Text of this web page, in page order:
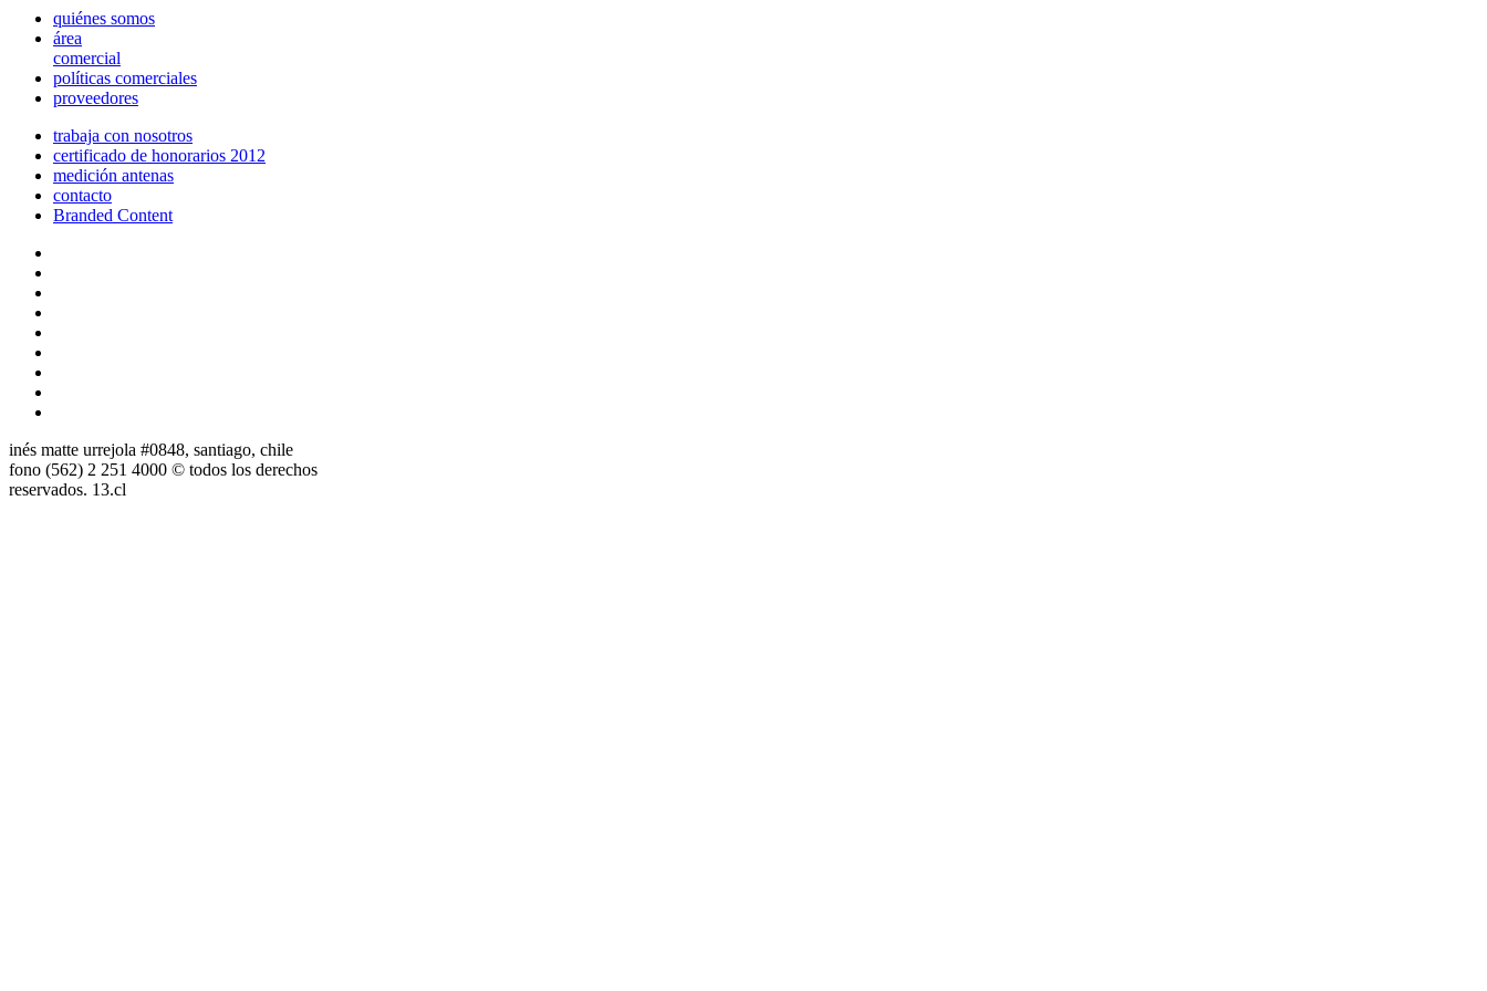
quiénes somos
área
comercial
políticas comerciales
proveedores
trabaja con nosotros
certificado de honorarios 2012
medición antenas
contacto
Branded Content
inés matte urrejola #0848, santiago, chile
fono (562) 2 251 4000 © todos los derechos
reservados. 13.cl